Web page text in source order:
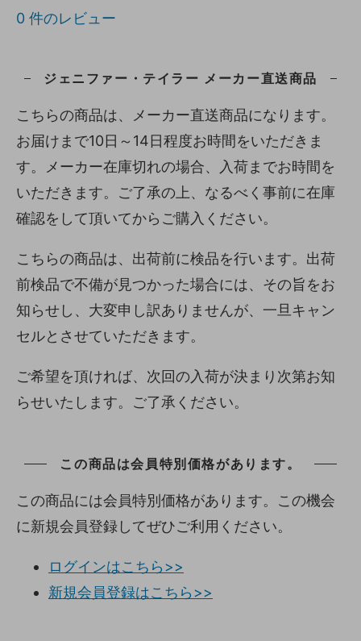
0 件のレビュー
ジェニファー・テイラー メーカー直送商品
こちらの商品は、メーカー直送商品になります。
お届けまで10日～14日程度お時間をいただきま
す。メーカー在庫切れの場合、入荷までお時間を
いただきます。ご了承の上、なるべく事前に在庫
確認をして頂いてからご購入ください。
こちらの商品は、出荷前に検品を行います。出荷
前検品で不備が見つかった場合には、その旨をお
知らせし、大変申し訳ありませんが、一旦キャン
セルとさせていただきます。
ご希望を頂ければ、次回の入荷が決まり次第お知
らせいたします。ご了承ください。
この商品は会員特別価格があります。
この商品には会員特別価格があります。この機会
に新規会員登録してぜひご利用ください。
ログインはこちら>>
新規会員登録はこちら>>